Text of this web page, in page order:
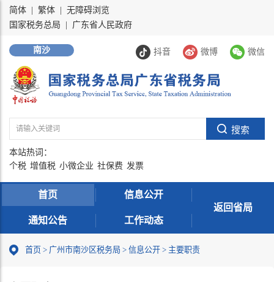
简体 繁体
无障碍浏览
国家税务总局
广东省人民政府
抖音 微博 微信
南沙
本站热词：
个税 增值税 小微企业 社保费 发票
首页 信息公开
通知公告 工作动态
返回省局
首页 > 广州市南沙区税务局 > 信息公开 > 主要职责